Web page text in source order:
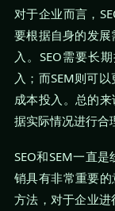
对于企业而言，
要根据自身的发
入。SEO需要长
入；而SEM则可
成本投入。总的
据实际情况进行合
SEO和SEM一直
销具有非常重要的
方法，对于企业